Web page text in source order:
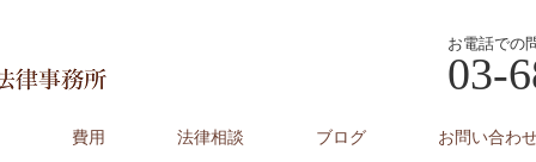
お電話での
03-
費用 法律相談 ブログ お問い合わ